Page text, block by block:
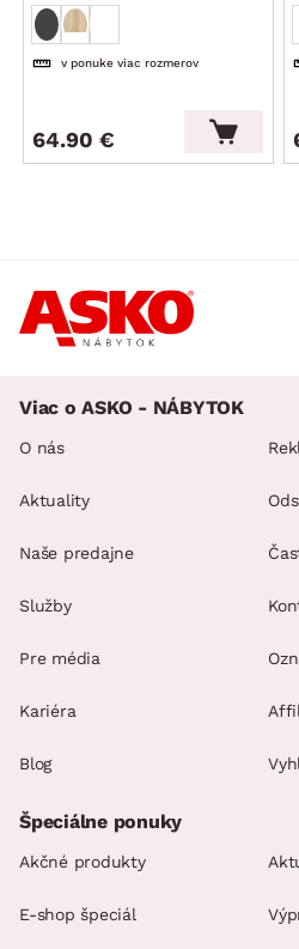
v ponuke viac rozmerov
64.90 €
Viac o ASKO - NÁBYTOK
O nás
Aktuality
Naše predajne
Služby
Pre média
Kariéra
Blog
Špeciálne ponuky
Akčné produkty
E-shop špeciál